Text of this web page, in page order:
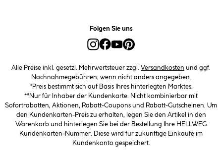
Folgen Sie uns
Alle Preise inkl. gesetzl. Mehrwertsteuer zzgl. Versandkosten und ggf.
Nachnahmegebühren, wenn nicht anders angegeben.
*Preis bestimmt sich auf Basis Ihres hinterlegten Marktes.
**Nur für Inhaber der Kundenkarte. Nicht kombinierbar mit
Sofortrabatten, Aktionen, Rabatt-Coupons und Rabatt-Gutscheinen. Um
den Kundenkarten-Preis zu erhalten, legen Sie den Artikel in den
Warenkorb und hinterlegen Sie bei der Bestellung Ihre HELLWEG
Kundenkarten-Nummer. Diese wird für zukünftige Einkäufe im
Kundenkonto gespeichert.